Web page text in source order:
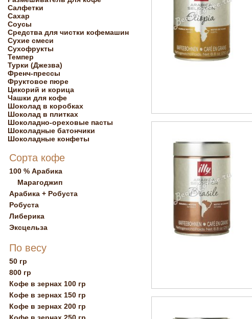
Салфетки
Сахар
Соусы
Средства для чистки кофемашин
Сухие смеси
Сухофрукты
Темпер
Турки (Джезва)
Френч-прессы
Фруктовое пюре
Цикорий и корица
Чашки для кофе
Шоколад в коробках
Шоколад в плитках
Шоколадно-ореховые пасты
Шоколадные батончики
Шоколадные конфеты
Сорта кофе
100 % Арабика
Марагоджип
Арабика + Робуста
Робуста
Либерика
Эксцельза
По весу
50 гр
800 гр
Кофе в зернах 100 гр
Кофе в зернах 150 гр
Кофе в зернах 200 гр